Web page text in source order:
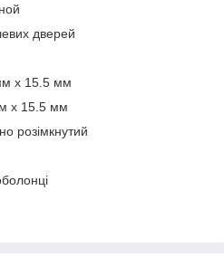
дверей
x 15.5 мм
x 15.5 мм
розімкнутий